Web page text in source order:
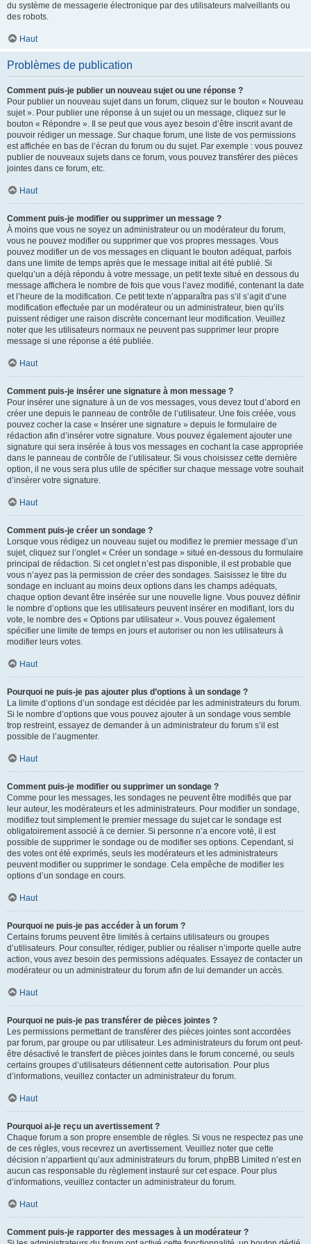
du système de messagerie électronique par des utilisateurs malveillants ou
des robots.
Haut
Problèmes de publication
Comment puis-je publier un nouveau sujet ou une réponse ?
Pour publier un nouveau sujet dans un forum, cliquez sur le bouton « Nouveau
sujet ». Pour publier une réponse à un sujet ou un message, cliquez sur le
bouton « Répondre ». Il se peut que vous ayez besoin d’être inscrit avant de
pouvoir rédiger un message. Sur chaque forum, une liste de vos permissions
est affichée en bas de l’écran du forum ou du sujet. Par exemple : vous pouvez
publier de nouveaux sujets dans ce forum, vous pouvez transférer des pièces
jointes dans ce forum, etc.
Haut
Comment puis-je modifier ou supprimer un message ?
À moins que vous ne soyez un administrateur ou un modérateur du forum,
vous ne pouvez modifier ou supprimer que vos propres messages. Vous
pouvez modifier un de vos messages en cliquant le bouton adéquat, parfois
dans une limite de temps après que le message initial ait été publié. Si
quelqu’un a déjà répondu à votre message, un petit texte situé en dessous du
message affichera le nombre de fois que vous l’avez modifié, contenant la date
et l’heure de la modification. Ce petit texte n’apparaîtra pas s’il s’agit d’une
modification effectuée par un modérateur ou un administrateur, bien qu’ils
puissent rédiger une raison discrète concernant leur modification. Veuillez
noter que les utilisateurs normaux ne peuvent pas supprimer leur propre
message si une réponse a été publiée.
Haut
Comment puis-je insérer une signature à mon message ?
Pour insérer une signature à un de vos messages, vous devez tout d’abord en
créer une depuis le panneau de contrôle de l’utilisateur. Une fois créée, vous
pouvez cocher la case « Insérer une signature » depuis le formulaire de
rédaction afin d’insérer votre signature. Vous pouvez également ajouter une
signature qui sera insérée à tous vos messages en cochant la case appropriée
dans le panneau de contrôle de l’utilisateur. Si vous choisissez cette dernière
option, il ne vous sera plus utile de spécifier sur chaque message votre souhait
d’insérer votre signature.
Haut
Comment puis-je créer un sondage ?
Lorsque vous rédigez un nouveau sujet ou modifiez le premier message d’un
sujet, cliquez sur l’onglet « Créer un sondage » situé en-dessous du formulaire
principal de rédaction. Si cet onglet n’est pas disponible, il est probable que
vous n’ayez pas la permission de créer des sondages. Saisissez le titre du
sondage en incluant au moins deux options dans les champs adéquats,
chaque option devant être insérée sur une nouvelle ligne. Vous pouvez définir
le nombre d’options que les utilisateurs peuvent insérer en modifiant, lors du
vote, le nombre des « Options par utilisateur ». Vous pouvez également
spécifier une limite de temps en jours et autoriser ou non les utilisateurs à
modifier leurs votes.
Haut
Pourquoi ne puis-je pas ajouter plus d’options à un sondage ?
La limite d’options d’un sondage est décidée par les administrateurs du forum.
Si le nombre d’options que vous pouvez ajouter à un sondage vous semble
trop restreint, essayez de demander à un administrateur du forum s’il est
possible de l’augmenter.
Haut
Comment puis-je modifier ou supprimer un sondage ?
Comme pour les messages, les sondages ne peuvent être modifiés que par
leur auteur, les modérateurs et les administrateurs. Pour modifier un sondage,
modifiez tout simplement le premier message du sujet car le sondage est
obligatoirement associé à ce dernier. Si personne n’a encore voté, il est
possible de supprimer le sondage ou de modifier ses options. Cependant, si
des votes ont été exprimés, seuls les modérateurs et les administrateurs
peuvent modifier ou supprimer le sondage. Cela empêche de modifier les
options d’un sondage en cours.
Haut
Pourquoi ne puis-je pas accéder à un forum ?
Certains forums peuvent être limités à certains utilisateurs ou groupes
d’utilisateurs. Pour consulter, rédiger, publier ou réaliser n’importe quelle autre
action, vous avez besoin des permissions adéquates. Essayez de contacter un
modérateur ou un administrateur du forum afin de lui demander un accès.
Haut
Pourquoi ne puis-je pas transférer de pièces jointes ?
Les permissions permettant de transférer des pièces jointes sont accordées
par forum, par groupe ou par utilisateur. Les administrateurs du forum ont peut-
être désactivé le transfert de pièces jointes dans le forum concerné, ou seuls
certains groupes d’utilisateurs détiennent cette autorisation. Pour plus
d’informations, veuillez contacter un administrateur du forum.
Haut
Pourquoi ai-je reçu un avertissement ?
Chaque forum a son propre ensemble de règles. Si vous ne respectez pas une
de ces règles, vous recevrez un avertissement. Veuillez noter que cette
décision n’appartient qu’aux administrateurs du forum, phpBB Limited n’est en
aucun cas responsable du règlement instauré sur cet espace. Pour plus
d’informations, veuillez contacter un administrateur du forum.
Haut
Comment puis-je rapporter des messages à un modérateur ?